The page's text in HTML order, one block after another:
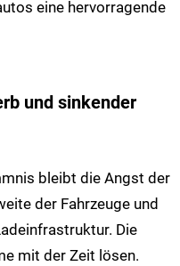
eine hervorragende
und sinkender
bleibt die Angst der
der Fahrzeuge und
Die
mit der Zeit lösen.